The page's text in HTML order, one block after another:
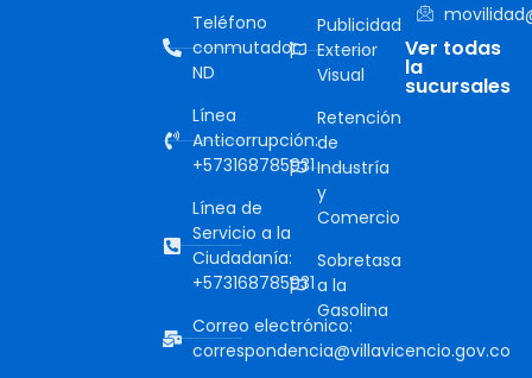
Teléfono
conmutador:
ND
Línea
Anticorrupción:
+573168785931
Línea de
Servicio a la
Ciudadanía:
+573168785931
Correo electrónico:
correspondencia@villavicencio.gov.co
Publicidad
Exterior
Visual
Retención
de
Industría
y
Comercio
Sobretasa
a la
Gasolina
Ver todas
la
sucursales